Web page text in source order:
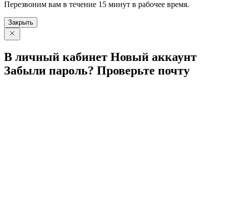
Перезвоним вам в течение 15 минут в рабочее время.
Закрыть
В личный кабинет Новый аккаунт
Забыли пароль? Проверьте почту